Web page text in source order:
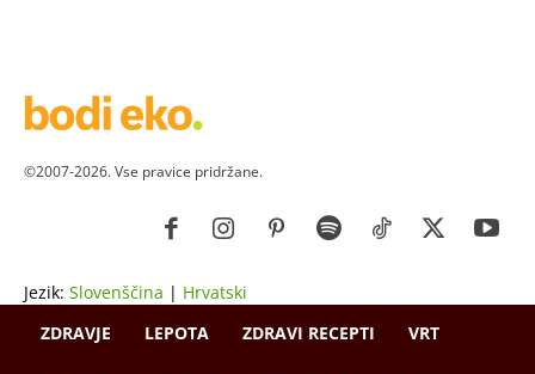
©2007-2026. Vse pravice pridržane.
Jezik: Slovenščina | Hrvatski
ZDRAVJE
LEPOTA ZDRAVI RECEPTI VRT